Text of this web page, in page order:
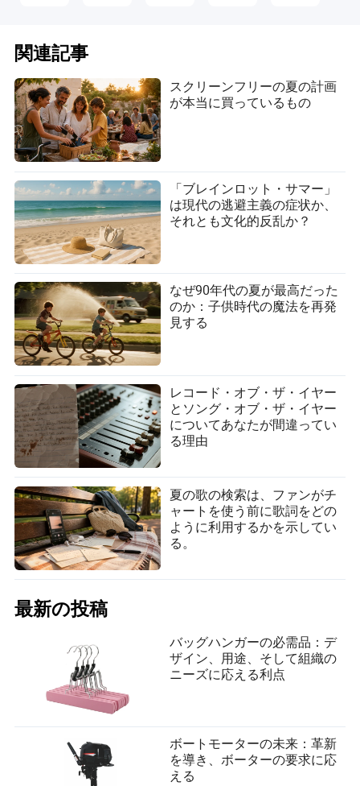
グローバルな変動とジャンルトレン
ド：なぜあるスタイルが突破するのか
米国で主流の夏のヒットが消えつつある一方で、すべて
のジャンルや地域がその干ばつを経験しているわけでは
ありません。実際、音楽業界の一部のコーナーは繁栄し
ています。
カントリー、クリスチャン、そして特定の国際的なスタ
イルは、記録的なエンゲージメントを見せており、古い
チャートトレンドを打ち破ることがよくあります。「ク
リスチャンは現在最もストリーミングされているジャン
ルです」とMarconetteは言い、Brandon LakeとJelly Roll
の「Hard Fought Hallelujah」のようなクロスジャンルお
よびクロスオーディエンスの成功例を指摘しています。
これらのリスナーは、伝統的にラジオからストリーミン
グへの移行が遅いですが、新しいリリースを受け入れ、
それらをジャンルのアンセムに変えています。
対照的に、ポップとヒップホップは、2024年以前のリリ
ースに引き寄せられるオーディエンスが増えています。
ファンは新しいシングルを探す可能性が低く、すでに知
っているものに固執しています。ラテンポップ、K-pop、
その他のグローバルな現象が巨大なストリーミング数を
持っているという証拠さえありますが、しばしば米国の
外でのことであり、国内の夏のサウンドトラックへの影
響は控えめです。
例えば、Bad Bunnyの2025年のシングル「DTMF」と
「Baile Inolvidable」は国際的に記録を打ち立てています
が、過去のクロスオーバーのように米国のチャートを支
配していません。K-popグループBTSの復帰や、Netflixの
「KPop Demon Hunters」のような映画のタイインによる
サウンドトラックの影響力の高まりは、夏を定義するヒ
ットがまだ起こり得ることを示していますが、そのオー
ディエンスは非常に地域的であったり、グローバルであ
っても分散している可能性があります。
関連記事
スクリーンフリーの夏の計画
が本当に買っているもの
「ブレインロット・サマー」
は現代の逃避主義の症状か、
それとも文化的反乱か？
なぜ90年代の夏が最高だった
のか：子供時代の魔法を再発
見する
レコード・オブ・ザ・イヤー
とソング・オブ・ザ・イヤー
についてあなたが間違ってい
る理由
夏の歌の検索は、ファンがチ
ャートを使う前に歌詞をどの
ように利用するかを示してい
る。
最新の投稿
バッグハンガーの必需品：デ
ザイン、用途、そして組織の
ニーズに応える利点
ボートモーターの未来：革新
を導き、ボーターの要求に応
える